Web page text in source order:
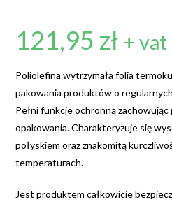
121,95 zł + vat
Poliolefina wytrzymała folia
pakowania produktów o
Pełni funkcje ochronną
opakowania. Charakteryzuje się
połyskiem oraz znakomitą
temperaturach.
Jest produktem całkowicie